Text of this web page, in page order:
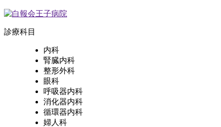
診療科目
内科
腎臓内科
整形外科
眼科
呼吸器内科
消化器内科
循環器内科
婦人科